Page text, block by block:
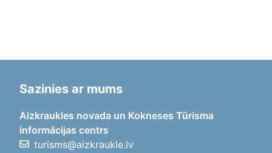
Sazinies ar mums
Aizkraukles novada un Kokneses Tūrisma
informācijas centrs
turisms@aizkraukle.lv